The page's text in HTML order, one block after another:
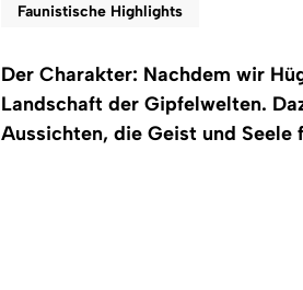
Faunistische Highlights
Der Charakter: Nachdem wir
Landschaft der Gipfelwelten.
Aussichten, die Geist und Seele